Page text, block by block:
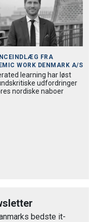
FRA
WORK DENMARK A/S
learning har løst
udfordringer
nordiske naboer
bedste it-